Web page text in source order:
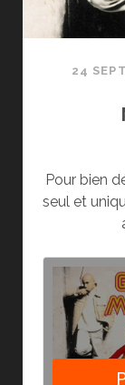
24
Pour bien
seul et